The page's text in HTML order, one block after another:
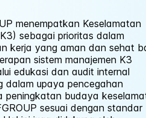
menempatkan Keselamatan
sebagai prioritas dalam
kerja yang aman dan sehat
sistem manajemen K3
edukasi dan audit internal
dalam upaya pencegahan
peningkatan budaya
sesuai dengan standar